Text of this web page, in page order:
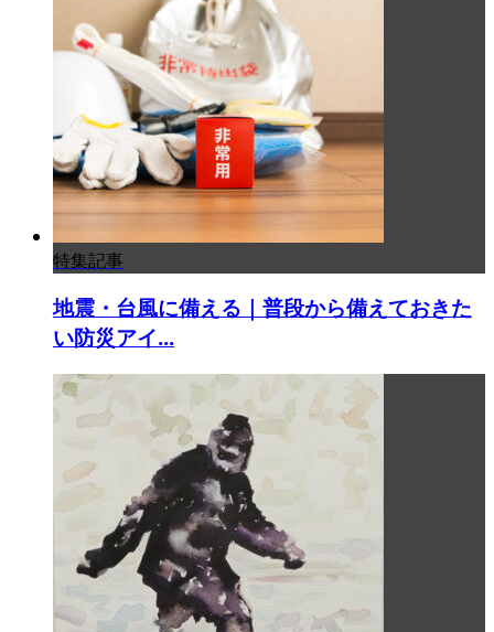
特集記事
地震・台風に備える｜普段から備えておきた
い防災アイ...